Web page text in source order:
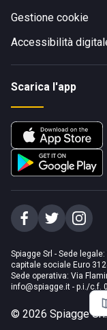
Gestione cookie
Accessibilità
Scarica l'app
Spiagge Srl - Sede
capitale sociale Euro
Sede operativa: Via
info@spiagge.it - p.i./c.f.
© 2026 Spiagge